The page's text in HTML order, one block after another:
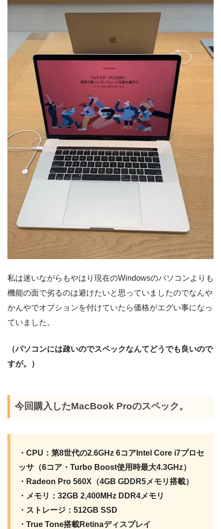
私は迷いながらもやはり現在のWindowsのパソコンよりも
機能の面で劣るのは避けたいと思っていましたのでなんや
かんやでオプションを付けていたら価格がエグい事になっ
ていました。
（パソコンには疎いのでスペックなんてどうでも良いので
すが。）
今回購入したMacBook Proのスペック。
・CPU：第8世代の2.6GHz 6コアIntel Core i7プ‍ロ‍セ
ッサ （6コア・Turbo Boost使用時最大4.3GHz）
・Radeon Pro 560X（4GB GDDR5メ‍モ‍リ搭載）
・メモリ：32GB 2,400MHz DDR4メモリ
・ストレージ：512GB SSD
・True Tone搭載Retinaディスプレイ